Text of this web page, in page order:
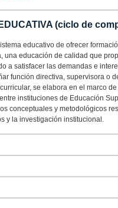
(ciclo de
educativo de ofrecer
una educación de calidad que
a satisfacer las demandas e
función directiva, supervisora o
se elabora en el marco
instituciones de Educación
conceptuales y metodológicos
y la investigación institucional.